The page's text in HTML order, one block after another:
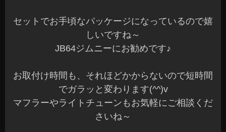
セットでお手頃なパッケージになっているので嬉
しいですね～
JB64ジムニーにお勧めです♪
お取付け時間も、それほどかからないので短時間
でガラッと変わります(^^)v
マフラーやライトチューンもお気軽にご相談くだ
さいね～